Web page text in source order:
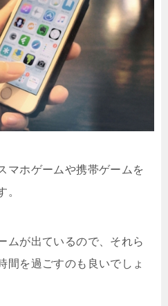
マホゲームや携帯ゲームを
。
ムが出ているので、それら
間を過ごすのも良いでしょ